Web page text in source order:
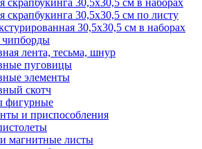
скрапбукинга 30,5х30,5 см в наборах
скрапбукинга 30,5х30,5 см по листу
30,5х30,5 см в наборах
лента, тесьма, шнур
пуговицы
элементы
скотч
фигурные
и приспособления
магнитные листы